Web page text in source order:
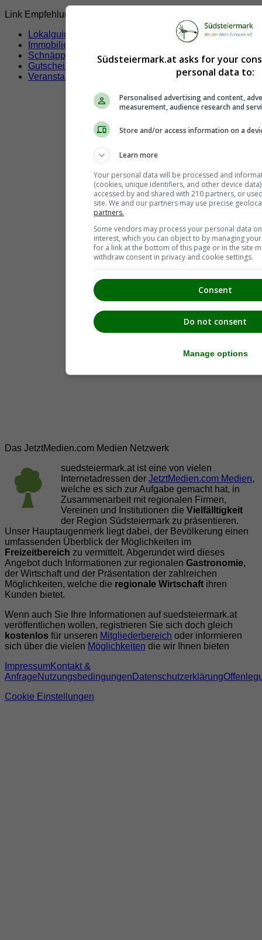
Link Empfehlungen
Lokalguide
Immobilien
Schnäppchen
Gutscheine & Rabatte
Veranstaltungen
Das JetztMedien.com Medien Netzwerk
suedsteiermark.at ist eine von vielen
Internetadressen der JetztMedien.com Medien,
welche es sich zur Aufgabe gemacht hat, in
Zusammenarbeit mit regionalen Firmen,
Vereinen und Institutionen die Vielfälltigkeit
der Region Südsteiermark zu präsentieren.
Unser Hauptaugenmerk liegt dabei, der Bevölkerung einen
umfassenden Überblick der Möglichkeiten im
Freizeitbereich zu vermittelt. Abgerundet wird dieses
Angebot duch Informationen zur regionalen Gastronomie,
der Wirtschaft und der Präsentation der zahlreichen
Möglichkeiten, welche die regionale Wirtschaft ihren
Kunden bietet.
Wenn auch Sie Ihre Informationen auf suedsteiermark.at
veröffentlichen wollen, registrieren Sie sich doch gleich
kostenlos für unseren Mitgliederbereich oder informieren
sich über die vielen Möglichkeiten die wir Ihnen bieten
ImpressumKontakt &
AnfrageNutzungsbedingungen Datenschutzerklärung
Cookie Einstellungen
Südsteiermark.at asks for your
personal data to:
Personalised advertising and content,
measurement, audience research and
Store and/or access information on a
Learn more
Your personal data will be processed and
(cookies, unique identifiers, and other device
accessed by and shared with 210 partners, or
site. We and our partners may use precise
partners.
Some vendors may process your personal data
interest, which you can object to by managing
for a link at the bottom of this page or in the site
withdraw consent in privacy and cookie settings.
Consent
Do not consent
Manage options